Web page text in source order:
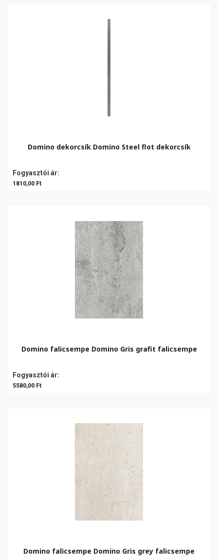
Domino dekorcsík Domino Steel flot dekorcsík
Fogyasztói ár:
1810,00 Ft
Domino falicsempe Domino Gris grafit falicsempe
Fogyasztói ár:
5580,00 Ft
Domino falicsempe Domino Gris grey falicsempe